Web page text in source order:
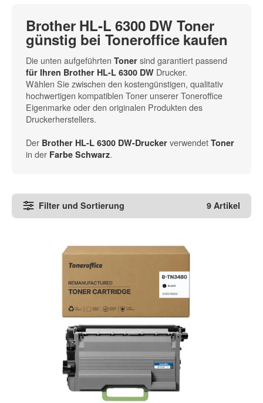
Brother HL-L 6300 DW Toner
günstig bei Toneroffice kaufen
Die unten aufgeführten Toner sind garantiert passend
für Ihren Brother HL-L 6300 DW Drucker.
Wählen Sie zwischen den kostengünstigen, qualitativ
hochwertigen kompatiblen Toner unserer Toneroffice
Eigenmarke oder den originalen Produkten des
Druckerherstellers.
Der Brother HL-L 6300 DW-Drucker verwendet Toner
in der Farbe Schwarz.
Filter und Sortierung 9 Artikel